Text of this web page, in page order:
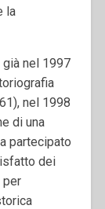
la
già nel 1997
nel 1998
di una
partecipato
dei
per